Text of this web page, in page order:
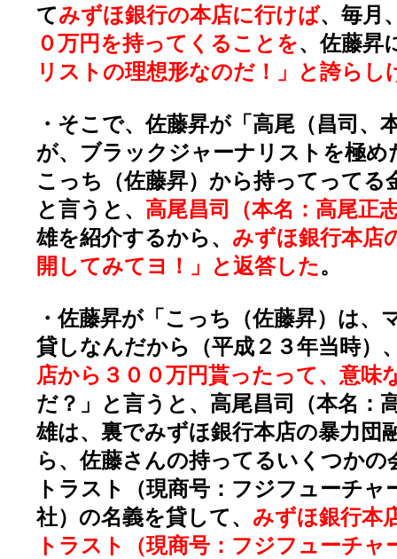
てみずほ銀行の本店に行けば、毎月
０万円を持ってくることを、佐藤昇
リストの理想形なのだ！」と誇らし
・そこで、佐藤昇が「高尾（昌司、
が、ブラックジャーナリストを極
こっち（佐藤昇）から持ってってる
と言うと、 高尾昌司（本名：高尾正
雄を紹介するから、 みずほ銀行本店
開してみてヨ！」と返答した。
・佐藤昇が「こっち（佐藤昇）は、
貸しなんだから（平成２３年当時）
店から３００万円貰ったって、意味
だ？」と言うと、高尾昌司（本名：
雄は、裏でみずほ銀行本店の暴力団
ら、佐藤さんの持ってるいくつか
トラスト（現商号：フジフューチ
社）の名義を貸して、 みずほ銀行本
トラスト（現商号：フジフューチ